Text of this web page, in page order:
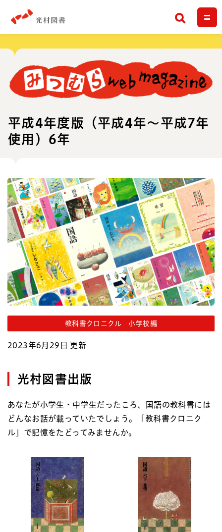
検索
平成4年度版（平成4年～平成7年
使用）6年
教科書クロニクル 小学校編
2023年6月29日 更新
光村図書出版
あなたが小学生・中学生だったころ、国語の教科書には
どんなお話が載っていたでしょう。「教科書クロニク
ル」で記憶をたどってみませんか。